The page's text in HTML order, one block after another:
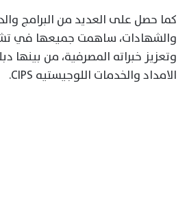
كما حصل على العديد من البرامج
والشهادات، ساهمت جميعها في
وتعزيز خبراته المصرفية، من
الامداد والخدمات اللوجيستيه CIPS.